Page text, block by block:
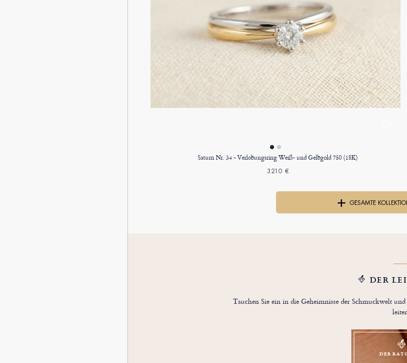
Saturn Nr. 34 - Verlobungsring Weiß- und Gelbgold 750 (18K)
3210 €
GESAMTE
DER
Tauchen Sie ein in die Geheimnisse der Schmuckwelt
DER